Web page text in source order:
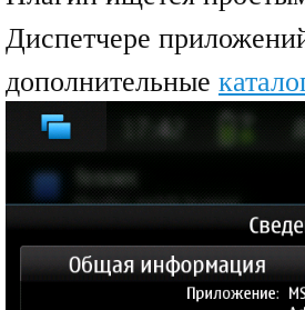
Диспетчере
дополнительные